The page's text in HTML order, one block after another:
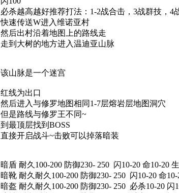
必杀越高越好推荐打法：1-2战合击，3战群技，
快速传送W进入维诺亚村
然后出村沿着地图上的路线走
走到大树的地方进入温迪亚山脉
该山脉是一个迷宫
红线为出口
然后进入与修罗地图相同1-7层熔岩层地图洞穴
但是路线与修罗王不同~
到最顶层找到BOSS
直接开启战斗~击败可以掉落暗装
暗盾 耐久100-200 防御230- 250 闪10-20 命10-20
暗靴 耐久耐久100-200 防御230- 250 闪10-20 命
暗盔 耐久耐久100-200 防御230- 250 必杀10-20 闪